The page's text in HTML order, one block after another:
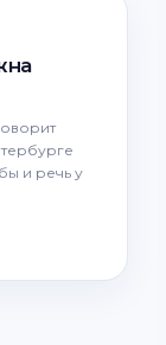
и речь у